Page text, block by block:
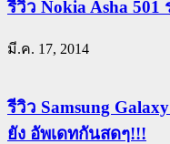
รีวิว Nokia Asha
มี.ค. 17, 2014
รีวิว Samsung
ยัง อัพเดทกันสดๆ!!!